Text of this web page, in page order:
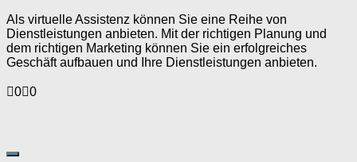
Als virtuelle Assistenz können Sie eine Reihe von
Dienstleistungen anbieten. Mit der richtigen Planung und
dem richtigen Marketing können Sie ein erfolgreiches
Geschäft aufbauen und Ihre Dienstleistungen anbieten.
Anklicken
0 Anklicken
0